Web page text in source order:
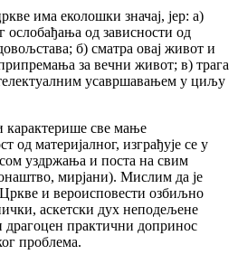
има еколошки значај, јер: а)
ослобађања од зависности од
б) сматра овај живот и
за вечни живот; в) трага
усавршавањем у циљу
све мање
од материјалног, изграђује се у
уздржања и поста на свим
мирјани). Мислим да је
и вероисповести озбиљно
аскетски дух неподељене
практични допринос
проблема.